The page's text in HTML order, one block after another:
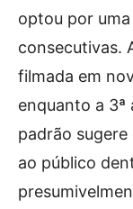
optou por
consecutivas.
filmada em
enquanto a 3ª
padrão
ao público